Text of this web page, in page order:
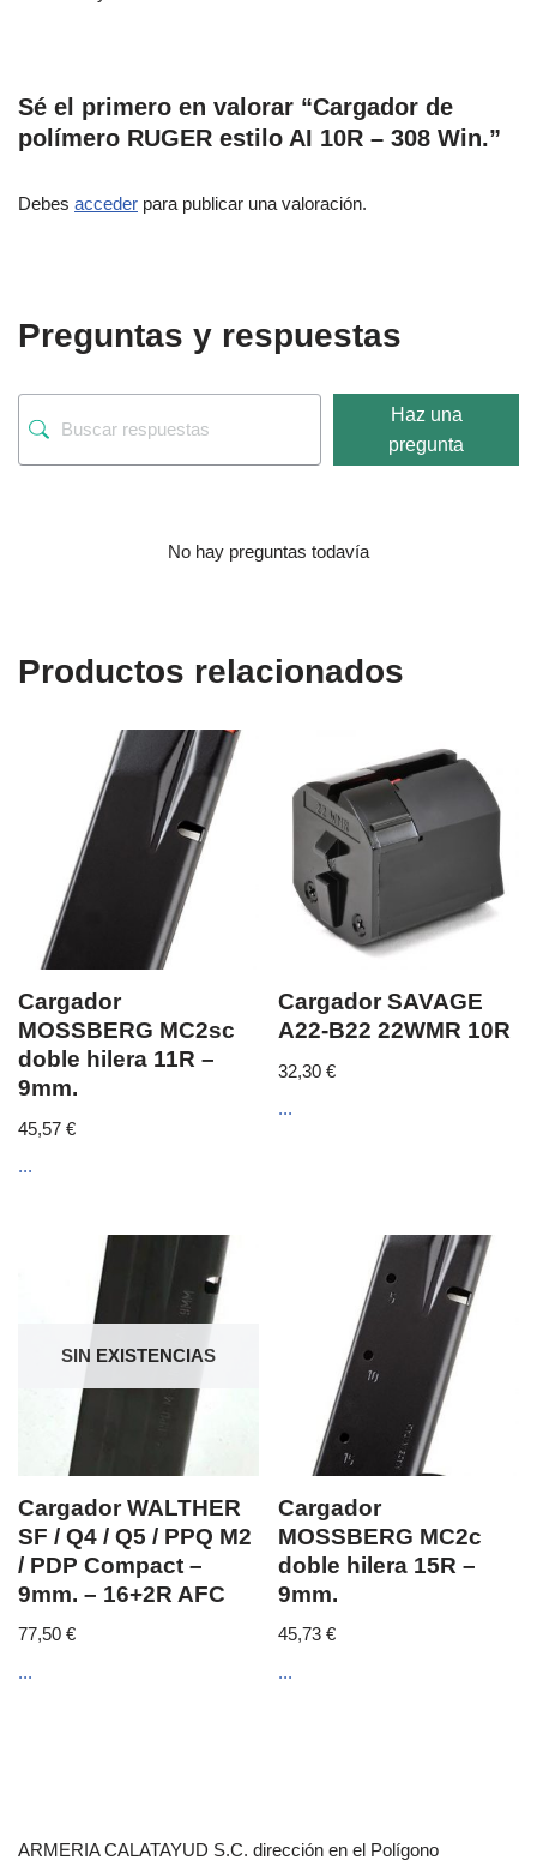
Sé el primero en valorar “Cargador de
polímero RUGER estilo AI 10R – 308 Win.”
Debes acceder para publicar una valoración.
Preguntas y respuestas
Haz una
pregunta
No hay preguntas todavía
Productos relacionados
Cargador
MOSSBERG MC2sc
doble hilera 11R –
9mm.
45,57 €
...
Cargador SAVAGE
A22-B22 22WMR 10R
32,30€
...
SIN EXISTENCIAS
Cargador WALTHER
SF / Q4 / Q5 / PPQ M2
/ PDP Compact –
9mm. – 16+2R AFC
77,50 €
...
Cargador
MOSSBERG MC2c
doble hilera 15R –
9mm.
45,73€
...
ARMERIA CALATAYUD S.C. dirección en el Polígono